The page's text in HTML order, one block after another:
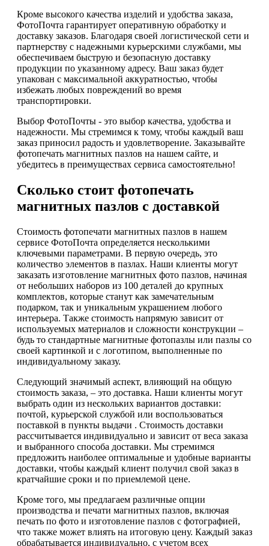
Кроме высокого качества изделий и удобства заказа,
ФотоПочта гарантирует оперативную обработку и
доставку заказов. Благодаря своей логистической сети и
партнерству с надежными курьерскими службами, мы
обеспечиваем быструю и безопасную доставку
продукции по указанному адресу. Ваш заказ будет
упакован с максимальной аккуратностью, чтобы
избежать любых повреждений во время
транспортировки.
Выбор ФотоПочты - это выбор качества, удобства и
надежности. Мы стремимся к тому, чтобы каждый ваш
заказ приносил радость и удовлетворение. Заказывайте
фотопечать магнитных пазлов на нашем сайте, и
убедитесь в преимуществах сервиса самостоятельно!
Сколько стоит фотопечать
магнитных пазлов с доставкой
Стоимость фотопечати магнитных пазлов в нашем
сервисе ФотоПочта определяется несколькими
ключевыми параметрами. В первую очередь, это
количество элементов в пазлах. Наши клиенты могут
заказать изготовление магнитных фото пазлов, начиная
от небольших наборов из 100 деталей до крупных
комплектов, которые станут как замечательным
подарком, так и уникальным украшением любого
интерьера. Также стоимость напрямую зависит от
используемых материалов и сложности конструкции –
будь то стандартные магнитные фотопазлы или пазлы со
своей картинкой и с логотипом, выполненные по
индивидуальному заказу.
Следующий значимый аспект, влияющий на общую
стоимость заказа, – это доставка. Наши клиенты могут
выбрать один из нескольких вариантов доставки:
почтой, курьерской службой или воспользоваться
поставкой в пункты выдачи . Стоимость доставки
рассчитывается индивидуально и зависит от веса заказа
и выбранного способа доставки. Мы стремимся
предложить наиболее оптимальные и удобные варианты
доставки, чтобы каждый клиент получил свой заказ в
кратчайшие сроки и по приемлемой цене.
Кроме того, мы предлагаем различные опции
производства и печати магнитных пазлов, включая
печать по фото и изготовление пазлов с фотографией,
что также может влиять на итоговую цену. Каждый заказ
обрабатывается индивидуально, с учетом всех